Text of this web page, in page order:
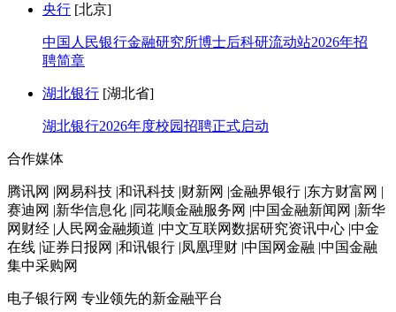
央行 [北京]
中国人民银行金融研究所博士后科研流动站2026年招
聘简章
湖北银行 [湖北省]
湖北银行2026年度校园招聘正式启动
合作媒体
腾讯网 |网易科技 |和讯科技 |财新网 |金融界银行 |东方财富网 |
赛迪网 |新华信息化 |同花顺金融服务网 |中国金融新闻网 |新华
网财经 |人民网金融频道 |中文互联网数据研究资讯中心 |中金
在线 |证券日报网 |和讯银行 |凤凰理财 |中国网金融 |中国金融
集中采购网
电子银行网 专业领先的新金融平台